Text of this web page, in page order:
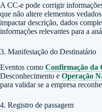
A CC-e pode corrigir
que não altere elementos
impactar descrição, dados
informações relevantes para a
3. Manifestação do Destinatário
Eventos como Confirmação da
Desconhecimento e Operação
para validar se a empresa
4. Registro de passagem